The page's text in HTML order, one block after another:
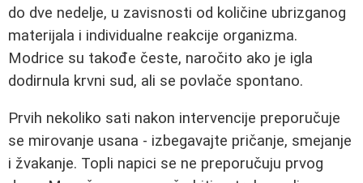
do dve nedelje, u zavisnosti od količine ubrizganog
materijala i individualne reakcije organizma.
Modrice su takođe česte, naročito ako je igla
dodirnula krvni sud, ali se povlače spontano.
Prvih nekoliko sati nakon intervencije preporučuje
se mirovanje usana - izbegavajte pričanje, smejanje
i žvakanje. Topli napici se ne preporučuju prvog